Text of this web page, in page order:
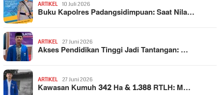
ARTIKEL 10 Juli 2026
Buku Kapolres Padangsidimpuan: Saat Nila…
ARTIKEL 27 Juni 2026
Akses Pendidikan Tinggi Jadi Tantangan: …
ARTIKEL 27 Juni 2026
Kawasan Kumuh 342 Ha & 1.388 RTLH: M…